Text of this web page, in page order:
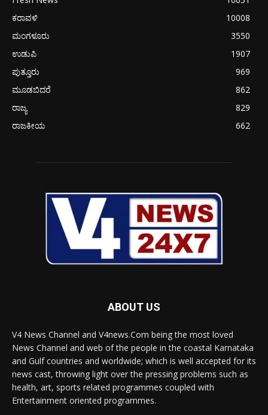
ಕರಾವಳಿ
10008
ಮಂಗಳೂರು
3550
ಉಡುಪಿ
1907
ಪುತ್ತೂರು
969
ಮೂಡಬಿದರೆ
862
ರಾಜ್ಯ
829
ರಾಜಕೀಯ
662
ABOUT US
V4 News Channel and V4news.Com being the most loved
News Channel and web of the people in the coastal Karnataka
and Gulf countries and worldwide; which is well accepted for its
news cast, throwing light over the pressing problems such as
health, art, sports related programmes coupled with
Entertainment oriented programmes.